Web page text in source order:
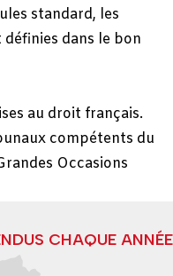
standard, les
dans le bon
au droit français.
compétents du
Occasions
CHAQUE ANNÉE